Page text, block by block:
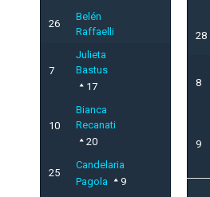
26
Belén
Raffaelli
7
Julieta
Bastus
17
10
Bianca
Recanati
20
25
Candelaria
Pagola
9
28
8
9